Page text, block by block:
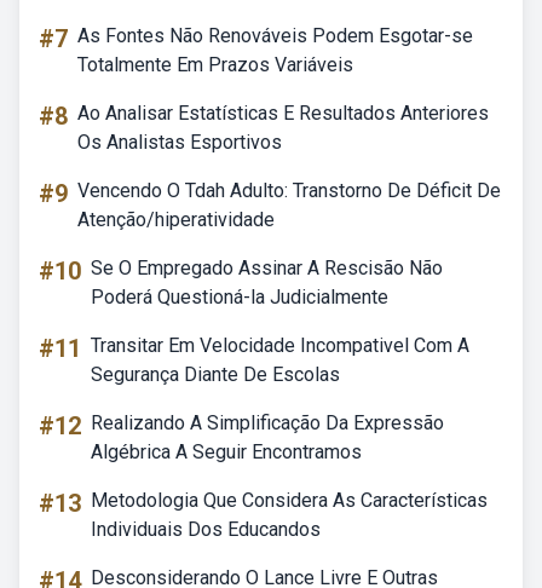
#7 As Fontes Não Renováveis Podem Esgotar-se
Totalmente Em Prazos Variáveis
#8 Ao Analisar Estatísticas E Resultados Anteriores
Os Analistas Esportivos
#9 Vencendo O Tdah Adulto: Transtorno De Déficit De
Atenção/hiperatividade
#10 Se O Empregado Assinar A Rescisão Não
Poderá Questioná-la Judicialmente
#11 Transitar Em Velocidade Incompativel Com A
Segurança Diante De Escolas
#12 Realizando A Simplificação Da Expressão
Algébrica A Seguir Encontramos
#13 Metodologia Que Considera As Características
Individuais Dos Educandos
#14 Desconsiderando O Lance Livre E Outras